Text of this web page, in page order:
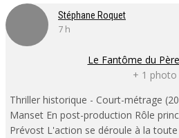
Stéphane Roquet
7 h
Le Fantôme du
+ 1 photo
Thriller historique - Court-métrage
Manset En post-production Rôle
Prévost L'action se déroule à la